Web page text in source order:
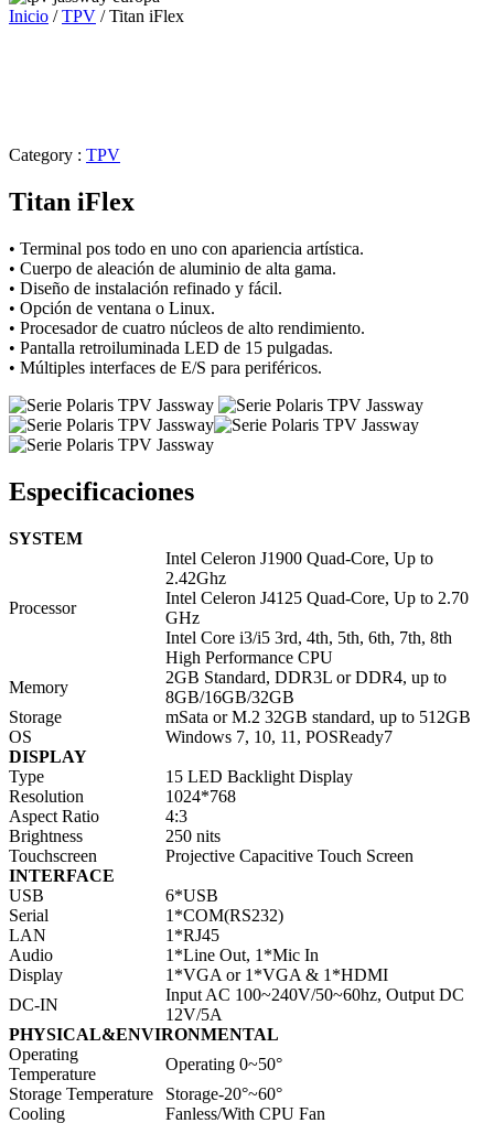
Inicio /TPV / Titan iFlex
Category : TPV
Titan iFlex
• Terminal pos todo en uno con apariencia artística.
• Cuerpo de aleación de aluminio de alta gama.
• Diseño de instalación refinado y fácil.
• Opción de ventana o Linux.
• Procesador de cuatro núcleos de alto rendimiento.
• Pantalla retroiluminada LED de 15 pulgadas.
• Múltiples interfaces de E/S para periféricos.
Especificaciones
SYSTEM
Processor
Intel Celeron J1900 Quad-Core, Up to
2.42Ghz
Intel Celeron J4125 Quad-Core, Up to 2.70
GHz
Intel Core i3/i5 3rd, 4th, 5th, 6th, 7th, 8th
High Performance CPU
Memory
2GB Standard, DDR3L or DDR4, up to
8GB/16GB/32GB
Storage
mSata or M.2 32GB standard, up to 512GB
OS
Windows 7, 10, 11, POSReady7
DISPLAY
Type
15 LED Backlight Display
Resolution
1024*768
Aspect Ratio
4:3
Brightness
250 nits
Touchscreen
Projective Capacitive Touch Screen
INTERFACE
USB
6*USB
Serial
1*COM(RS232)
LAN
1*RJ45
Audio
1*Line Out, 1*Mic In
Display
1*VGA or 1*VGA & 1*HDMI
DC-IN
Input AC 100~240V/50~60hz, Output DC
12V/5A
PHYSICAL&ENVIRONMENTAL
Operating
Temperature
Operating 0~50°
Storage Temperature
Storage-20°~60°
Cooling
Fanless/With CPU Fan